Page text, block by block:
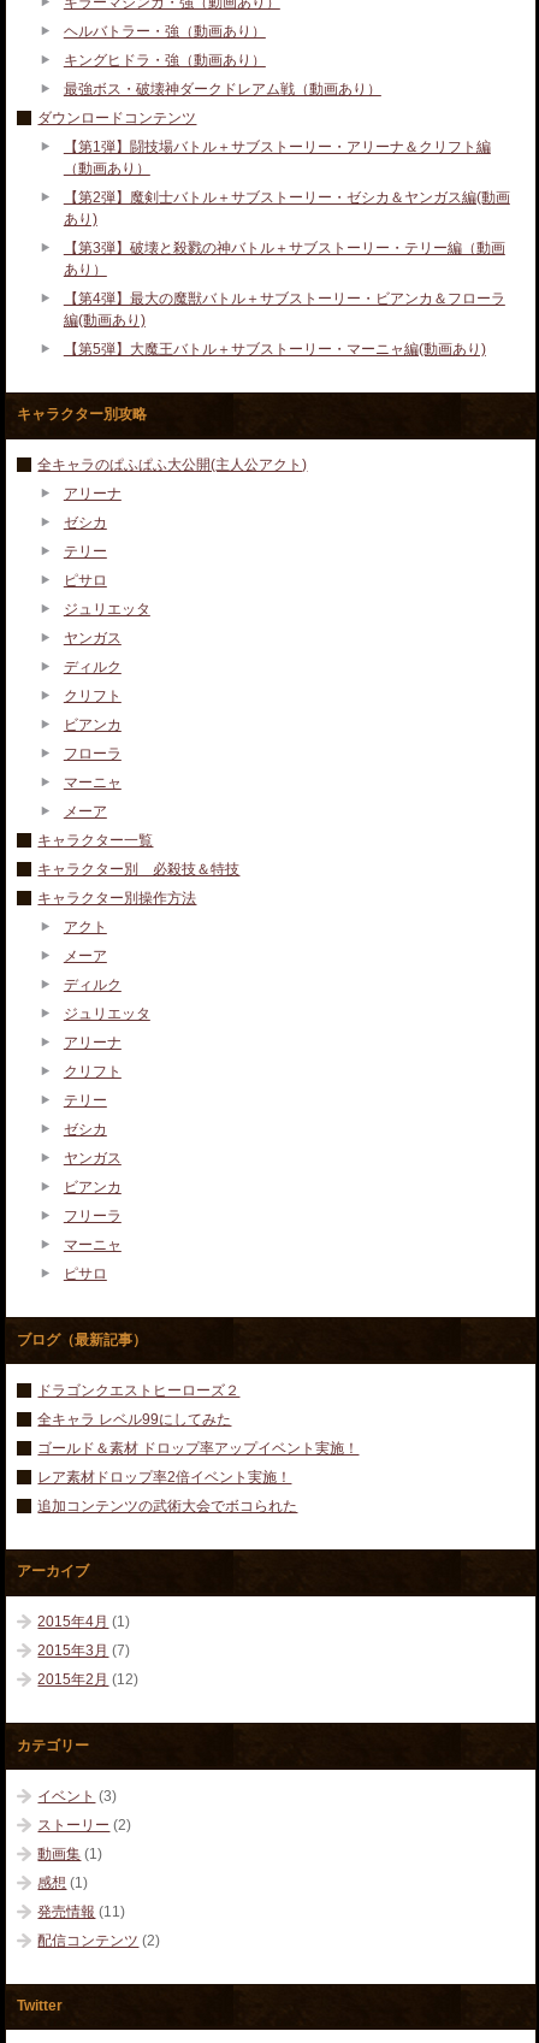
ヘルバトラー・強（動画あり）
キングヒドラ・強（動画あり）
最強ボス・破壊神ダークドレアム戦（動画あり）
ダウンロードコンテンツ
【第1弾】闘技場バトル＋サブストーリー・アリーナ＆クリフト編
（動画あり）
【第2弾】魔剣士バトル＋サブストーリー・ゼシカ＆ヤンガス編(動画
あり)
【第3弾】破壊と殺戮の神バトル＋サブストーリー・テリー編（動画
あり）
【第4弾】最大の魔獣バトル＋サブストーリー・ビアンカ＆フローラ
編(動画あり)
【第5弾】大魔王バトル＋サブストーリー・マーニャ編(動画あり)
キャラクター別攻略
全キャラのぱふぱふ大公開(主人公アクト)
アリーナ
ゼシカ
テリー
ピサロ
ジュリエッタ
ヤンガス
ディルク
クリフト
ビアンカ
フローラ
マーニャ
メーア
キャラクター一覧
キャラクター別 必殺技＆特技
キャラクター別操作方法
アクト
メーア
ディルク
ジュリエッタ
アリーナ
クリフト
テリー
ゼシカ
ヤンガス
ビアンカ
フリーラ
マーニャ
ピサロ
ブログ（最新記事）
ドラゴンクエストヒーローズ２
全キャラ レベル99にしてみた
ゴールド＆素材 ドロップ率アップイベント実施！
レア素材ドロップ率2倍イベント実施！
追加コンテンツの武術大会でボコられた
アーカイブ
2015年4月 (1)
2015年3月 (7)
2015年2月 (12)
カテゴリー
イベント (3)
ストーリー (2)
動画集 (1)
感想 (1)
発売情報 (11)
配信コンテンツ (2)
Twitter